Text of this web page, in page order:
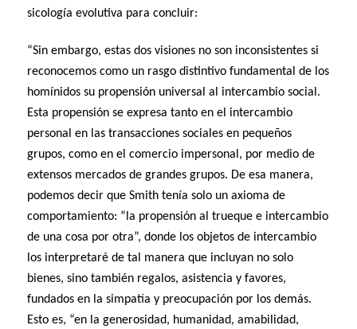
sicología evolutiva para concluir:
“Sin embargo, estas dos visiones no son inconsistentes si
reconocemos como un rasgo distintivo fundamental de los
homínidos su propensión universal al intercambio social.
Esta propensión se expresa tanto en el intercambio
personal en las transacciones sociales en pequeños
grupos, como en el comercio impersonal, por medio de
extensos mercados de grandes grupos. De esa manera,
podemos decir que Smith tenía solo un axioma de
comportamiento: “la propensión al trueque e intercambio
de una cosa por otra”, donde los objetos de intercambio
los interpretaré de tal manera que incluyan no solo
bienes, sino también regalos, asistencia y favores,
fundados en la simpatía y preocupación por los demás.
Esto es, “en la generosidad, humanidad, amabilidad,